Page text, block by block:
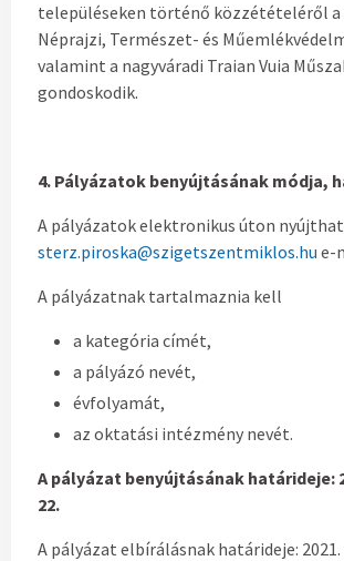
településeken történő közzétételéről a
Néprajzi, Természet- és
valamint a nagyváradi Traian Vuia
gondoskodik.
4. Pályázatok benyújtásának módja,
A pályázatok elektronikus úton
sterz.piroska@szigetszentmiklos.hu e-
A pályázatnak tartalmaznia kell
a kategória címét,
a pályázó nevét,
évfolyamát,
az oktatási intézmény nevét.
A pályázat benyújtásának határideje:
22.
A pályázat elbírálásnak határideje: